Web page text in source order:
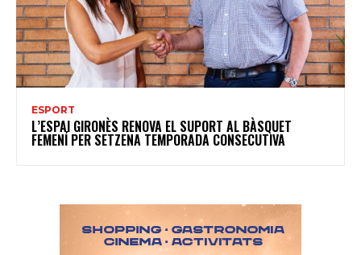
ESPORT
L’ESPAI GIRONÈS RENOVA EL SUPORT AL BÀSQUET
FEMENÍ PER SETZENA TEMPORADA CONSECUTIVA